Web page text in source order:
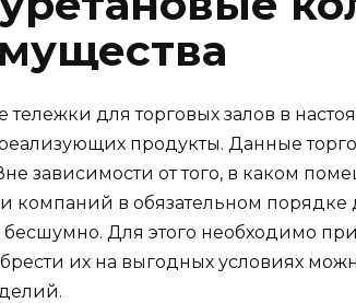
для торговых залов в
реализующих продукты. Данные
зависимости от того, в каком
компаний в обязательном
Для этого необходимо
их на выгодных условиях